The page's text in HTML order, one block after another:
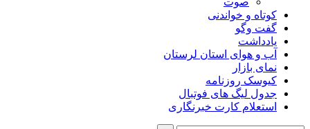
کوتاه و خواندنی
گفت وگو
یادداشت
آب و هوای استان لرستان
نمای بازار
کیوسک روزنامه
جدول لیگ های فوتبال
استعلام کارت خبرنگاری